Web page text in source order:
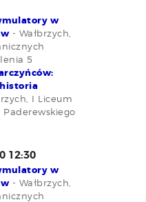
w
- Wałbrzych,
5
I Liceum
Paderewskiego
12:30
w
- Wałbrzych,